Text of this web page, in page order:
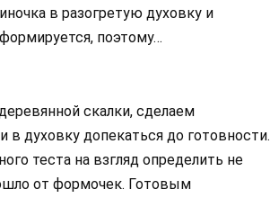
в разогретую духовку и
поэтому…
скалки, сделаем
в духовку допекаться до готовности.
теста на взгляд определить не
от формочек. Готовым